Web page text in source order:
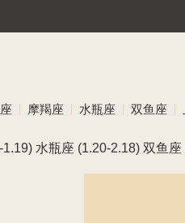
摩羯座 水瓶座 双鱼座
1.19) 水瓶座 (1.20-2.18) 双鱼座